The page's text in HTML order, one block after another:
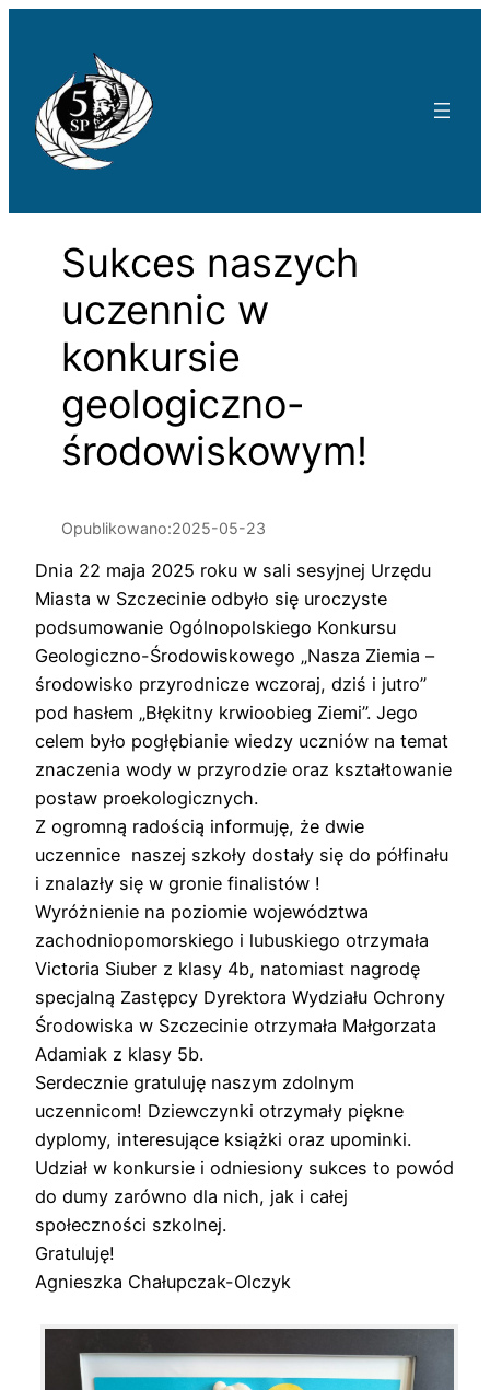
Sukces naszych
uczennic w
konkursie
geologiczno-
środowiskowym!
Opublikowano:2025-05-23
Dnia 22 maja 2025 roku w sali sesyjnej Urzędu
Miasta w Szczecinie odbyło się uroczyste
podsumowanie Ogólnopolskiego Konkursu
Geologiczno-Środowiskowego „Nasza Ziemia –
środowisko przyrodnicze wczoraj, dziś i jutro”
pod hasłem „Błękitny krwioobieg Ziemi”. Jego
celem było pogłębianie wiedzy uczniów na temat
znaczenia wody w przyrodzie oraz kształtowanie
postaw proekologicznych.
Z ogromną radością informuję, że dwie
uczennice naszej szkoły dostały się do półfinału
i znalazły się w gronie finalistów !
Wyróżnienie na poziomie województwa
zachodniopomorskiego i lubuskiego otrzymała
Victoria Siuber z klasy 4b, natomiast nagrodę
specjalną Zastępcy Dyrektora Wydziału Ochrony
Środowiska w Szczecinie otrzymała Małgorzata
Adamiak z klasy 5b.
Serdecznie gratuluję naszym zdolnym
uczennicom! Dziewczynki otrzymały piękne
dyplomy, interesujące książki oraz upominki.
Udział w konkursie i odniesiony sukces to powód
do dumy zarówno dla nich, jak i całej
społeczności szkolnej.
Gratuluję!
Agnieszka Chałupczak-Olczyk